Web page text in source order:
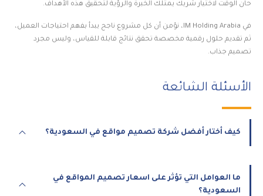
حان الوقت لاختيار شريك يمتلك الخبرة والرؤية لتحقيق هذه الأهداف.
في IM Holding Arabia، نؤمن أن كل مشروع ناجح يبدأ بفهم احتياجات العميل،
ثم تقديم حلول رقمية مخصصة تحقق نتائج قابلة للقياس، وليس مجرد
تصميم جذاب.
الأسئلة الشائعة
كيف أختار أفضل شركة تصميم مواقع في السعودية؟
ما العوامل التي تؤثر على اسعار تصميم المواقع في
السعودية؟